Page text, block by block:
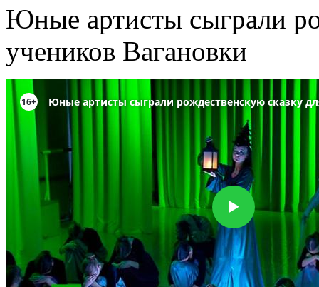
Юные артисты сыграли
учеников Вагановки